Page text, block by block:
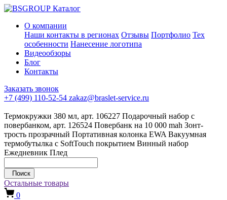
Каталог
О компании
Наши контакты в регионах Отзывы Портфолио Тех
особенности Нанесение логотипа
Видеообзоры
Блог
Контакты
Заказать звонок
+7 (499) 110-52-54 zakaz@braslet-service.ru
Термокружки 380 мл, арт. 106227 Подарочный набор с
повербанком, арт. 126524 Повербанк на 10 000 mah Зонт-
трость прозрачный Портативная колонка EWA Вакуумная
термобутылка с SoftTouch покрытием Винный набор
Ежедневник Плед
Поиск
Остальные товары
0